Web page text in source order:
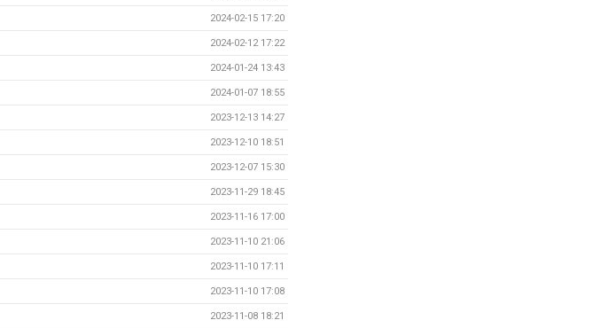
2024-02-15 17:20
2024-02-12 17:22
2024-01-24 13:43
2024-01-07 18:55
2023-12-13 14:27
2023-12-10 18:51
2023-12-07 15:30
2023-11-29 18:45
2023-11-16 17:00
2023-11-10 21:06
2023-11-10 17:11
2023-11-10 17:08
2023-11-08 18:21